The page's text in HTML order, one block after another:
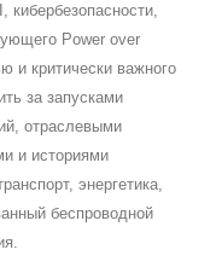
кибербезопасности,
Power over
и критически важного
за запусками
отраслевыми
и историями
энергетика,
беспроводной